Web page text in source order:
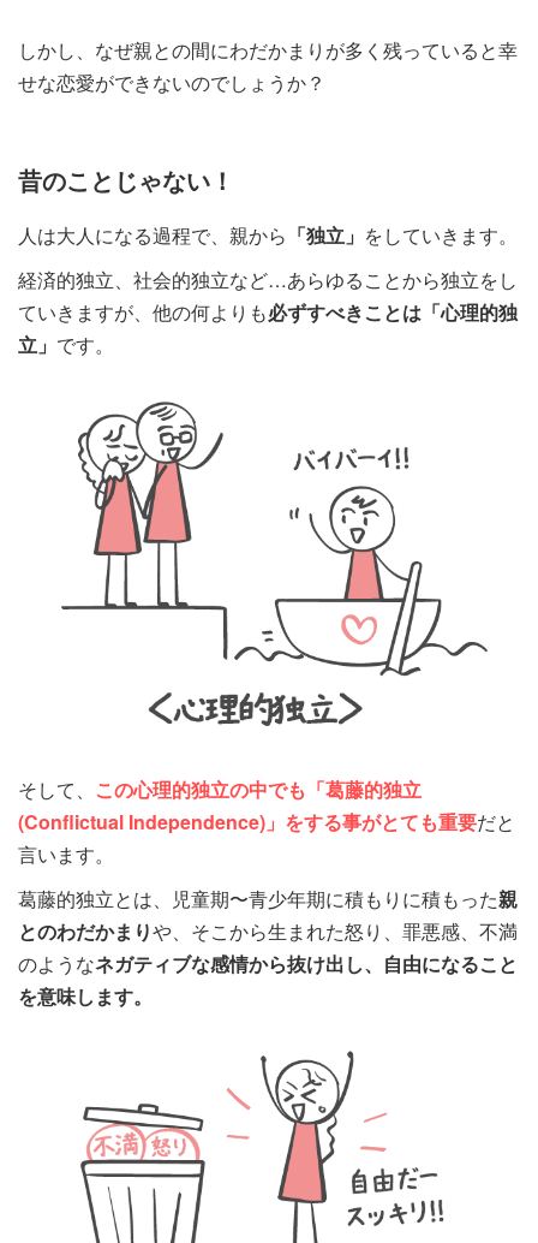
しかし、なぜ親との間にわだかまりが多く残っていると幸
せな恋愛ができないのでしょうか？
昔のことじゃない！
人は大人になる過程で、親から 「独立」 をしていきます。
経済的独立、社会的独立など…あらゆることから独立をし
ていきますが、他の何よりも必ずすべきことは「心理的独
立」 です。
そして、 この心理的独立の中でも「葛藤的独立
(Conflictual Independence)」をする事がとても重要だと
言います。
葛藤的独立とは、児童期〜青少年期に積もりに積もった親
とのわだかまりや、そこから生まれた怒り、罪悪感、不満
のようなネガティブな感情から抜け出し、自由になること
を意味します。